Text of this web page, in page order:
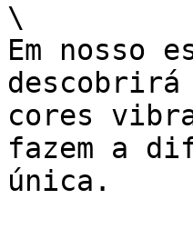
\
Em nosso
descobrirá
cores
fazem a
única.